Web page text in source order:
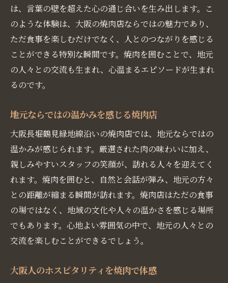
は、言葉の壁を超えた心の通じ合いを生み出します。こ
のような体験は、大阪の焼肉店ならではの魅力であり、
ただ食事を楽しむだけでなく、人とのつながりを感じる
ことができる特別な瞬間です。焼肉を囲むことで、地元
の人々との交流も生まれ、心温まるエピソードが生まれ
るのです。
地元ならではの温かみを感じる焼肉店
大阪長堀鶴見緑地線沿いの焼肉店では、地元ならではの
温かみが感じられます。厳選された肉の味わいに加え、
親しみやすいスタッフの笑顔が、訪れる人々を迎えてく
れます。焼肉を囲むと、自然と会話が弾み、地元の方々
との距離が縮まる瞬間が訪れます。焼肉店はただの食事
の場ではなく、地域の文化や人々の温かさを感じる場所
でもあります。心地よい雰囲気の中で、地元の人々との
交流を楽しむことができるでしょう。
大阪人のホスピタリティを焼肉で体感